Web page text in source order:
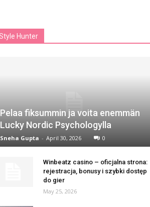
Hunter
Pelaa fiksummin ja voita enemmän
Lucky Nordic Psychologylla
Sneha Gupta - April 30, 2026 0
Winbeatz casino – oficjalna strona:
rejestracja, bonusy i szybki dostęp
do gier
May 25, 2026